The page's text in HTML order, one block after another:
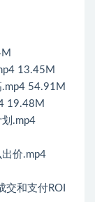
13.45M
54.91M
19.48M
.mp4
价.mp4
和支付ROI